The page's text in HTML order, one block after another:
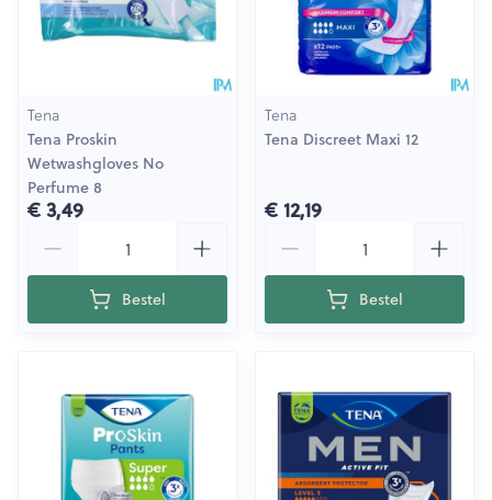
Tena
Tena Proskin
Wetwashgloves No
Perfume 8
€ 3,49
Bestel
Tena
Tena Discreet Maxi 12
€ 12,19
Bestel